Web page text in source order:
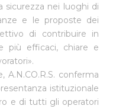
sicurezza nei luoghi di
e le proposte dei
di contribuire in
più efficaci, chiare e
A.N.CO.R.S. conferma
istituzionale
e di tutti gli operatori